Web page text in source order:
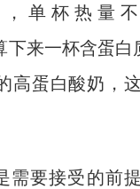
，单杯热量
下来一杯含蛋白
高蛋白酸奶，
需要接受的前